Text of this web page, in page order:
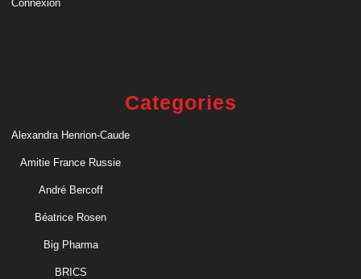
Connexion
Categories
Alexandra Henrion-Caude
Amitie France Russie
André Bercoff
Béatrice Rosen
Big Pharma
BRICS